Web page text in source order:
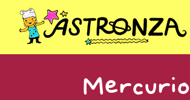
contenuto
Mercurio